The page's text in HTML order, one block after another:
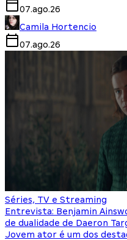
07.ago.26
Camila Hortencio
07.ago.26
Séries, TV e Streaming
Entrevista: Benjamin
de dualidade de Daeron
Jovem ator é um dos